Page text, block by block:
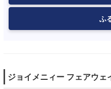
ふ
ジョイメニィー フェアウェ